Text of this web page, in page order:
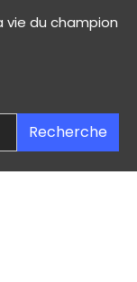
vie du champion
Recherche